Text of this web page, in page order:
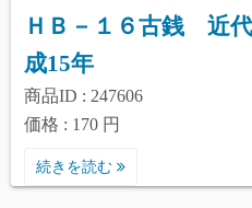
ＨＢ－１６古銭 近
成15年
商品ID : 247606
価格 : 170 円
続きを読む